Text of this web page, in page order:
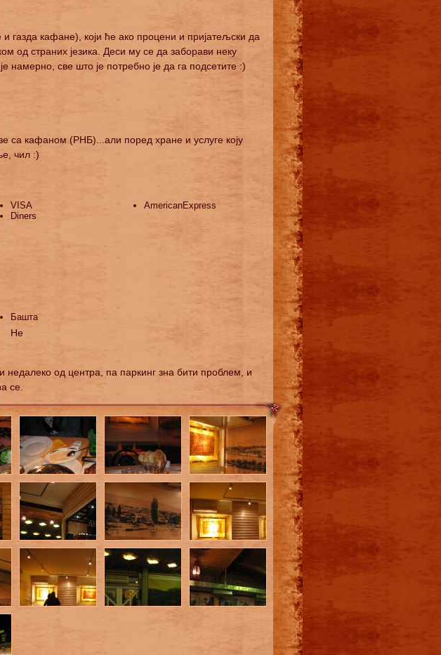
газда кафане), који ће ако процени и пријатељски да
од страних језика. Деси му се да заборави неку
намерно, све што је потребно је да га подсетите :)
са кафаном (РНБ)...али поред хране и услуге коју
чил :)
VISA
AmericanExpress
Diners
Башта
Не
недалеко од центра, па паркинг зна бити проблем, и
се.